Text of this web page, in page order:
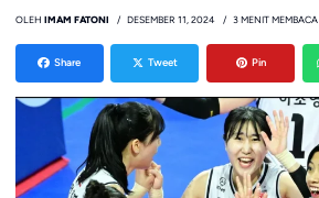
OLEH IMAM FATONI DESEMBER 11, 2024 3 MENIT MEMBACA
Share Tweet Pin